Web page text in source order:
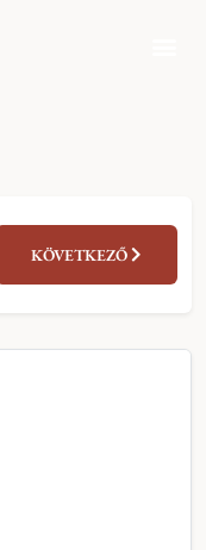
KÖVETKEZŐ